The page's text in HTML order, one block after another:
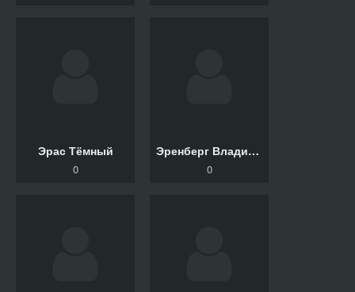
Эрас Тёмный
0
Эренберг Владимир
0